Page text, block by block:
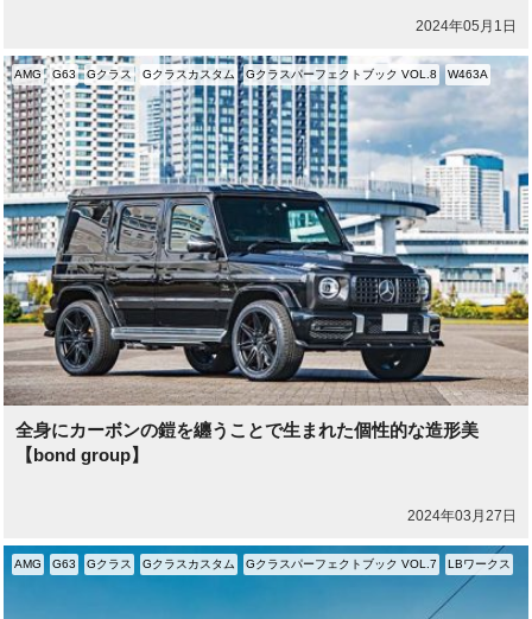
2024年05月1日
全身にカーボンの鎧を纏うことで生まれた個性的な造形美
【bond group】
2024年03月27日
AMG G63 Gクラス Gクラスカスタム Gクラスパーフェクトブック VOL.8 W463A
AMG G63 Gクラス Gクラスカスタム Gクラスパーフェクトブック VOL.7 LBワークス